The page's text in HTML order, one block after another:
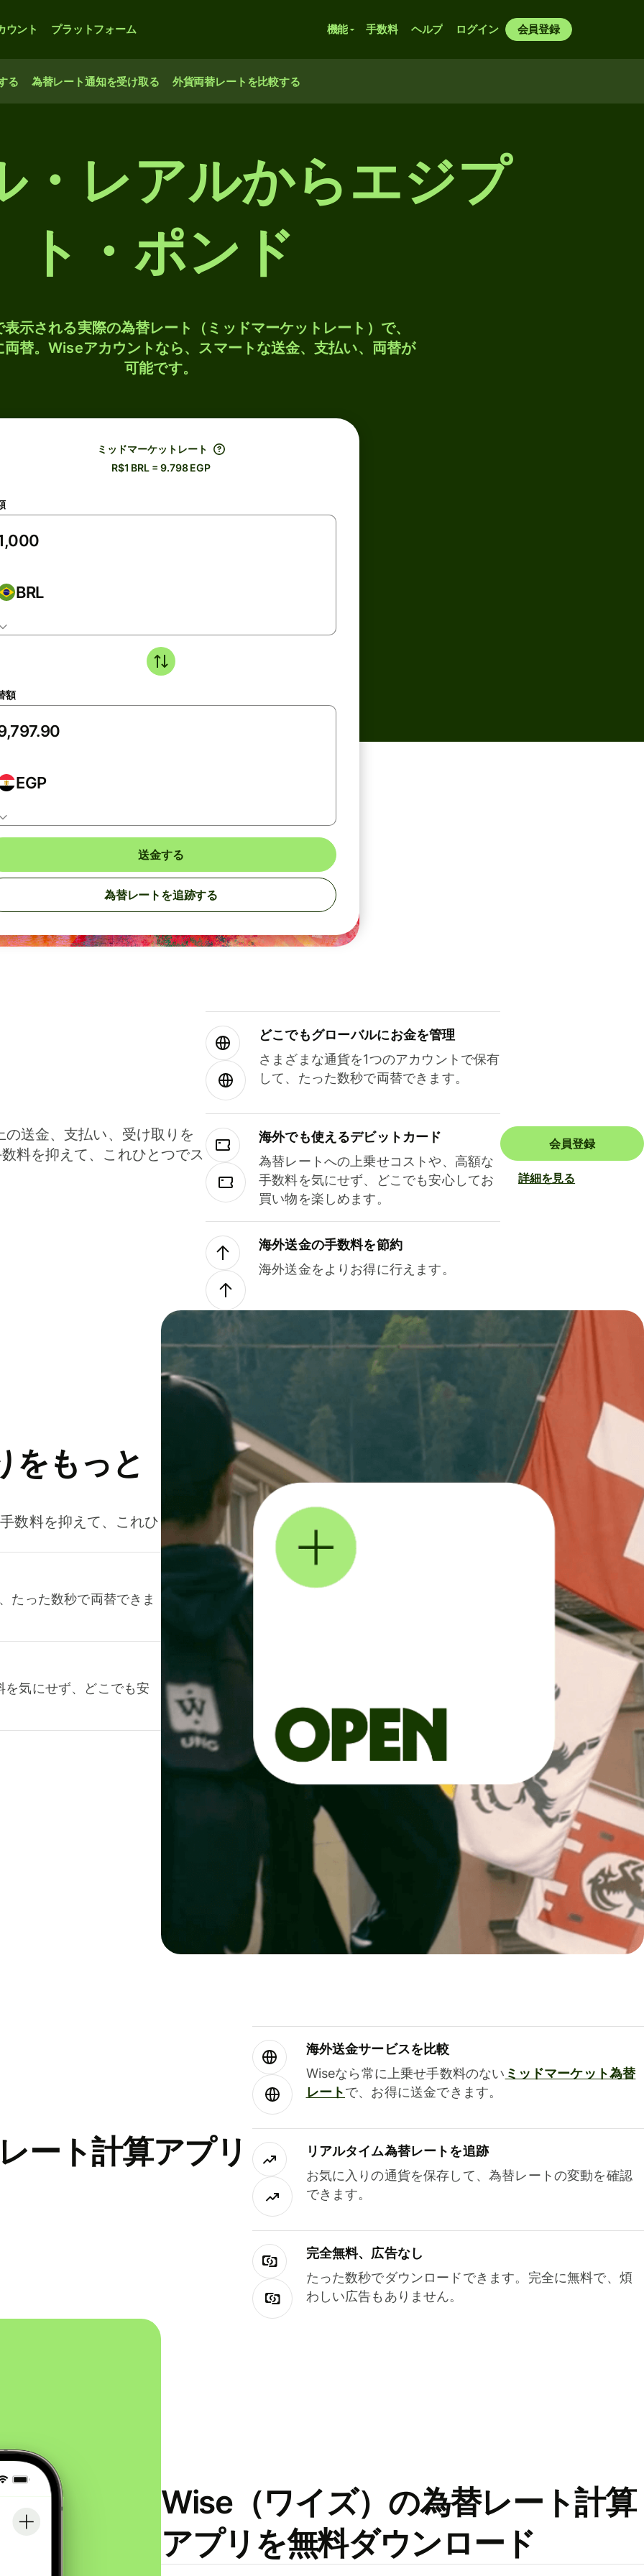
ウント プラットフォーム 機能 手数料 ヘルプ ログイン 会員登録
る 為替レート通知を受け取る 外貨両替レートを比較する
・レアルからエジプ
ト・ポンド
示される実際の為替レート（ミッドマーケットレート）で、
両替。Wiseアカウントなら、スマートな送金、支払い、両替が
可能です。
ミッドマーケットレート
R$1 BRL = 9.798 EGP
BRL
額
EGP
送金する
為替レートを追跡する
送金、支払い、受け取りを
料を抑えて、これひとつでス
どこでもグ⁠ロ⁠ー⁠バ⁠ルにお金を管理
さまざまな通貨を1つのアカウントで保有
して、たった数秒で両替できます。
海外でも使えるデビットカード
為替レートへの上乗せコストや、高額な
手数料を気にせず、どこでも安心してお
買い物を楽しめます。
海外送金の手数料を節約
海外送金をよりお得に行えます。
会員登録
詳細を見る
をもっと
数料を抑えて、これひ
たった数秒で両替できま
気にせず、どこでも安
ート計算アプリ
海外送金サービスを比較
Wiseなら常に上乗せ手数料のない ミッドマーケット為替
レートで、お得に送金できます。
リアルタイム為替レートを追跡
お気に入りの通貨を保存して、為替レートの変動を確認
できます。
完全無料、広告なし
たった数秒でダウンロードできます。完全に無料で、煩
わしい広告もありません。
Wise（ワイズ）の為替レート計算
アプリを無料ダウンロード